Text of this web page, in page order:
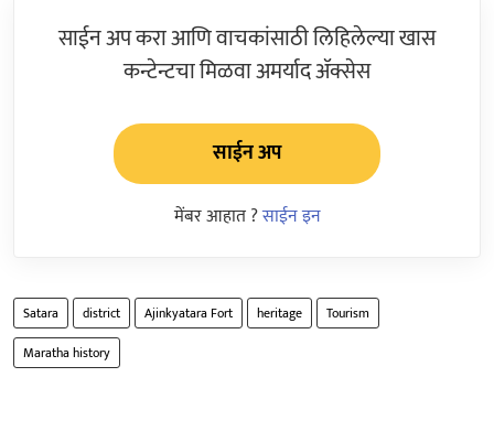
साईन अप करा आणि वाचकांसाठी लिहिलेल्या खास
कन्टेन्टचा मिळवा अमर्याद ॲक्सेस
साईन अप
मेंबर आहात ?साईन इन
Satara district Ajinkyatara Fort heritage
Tourism
Maratha history